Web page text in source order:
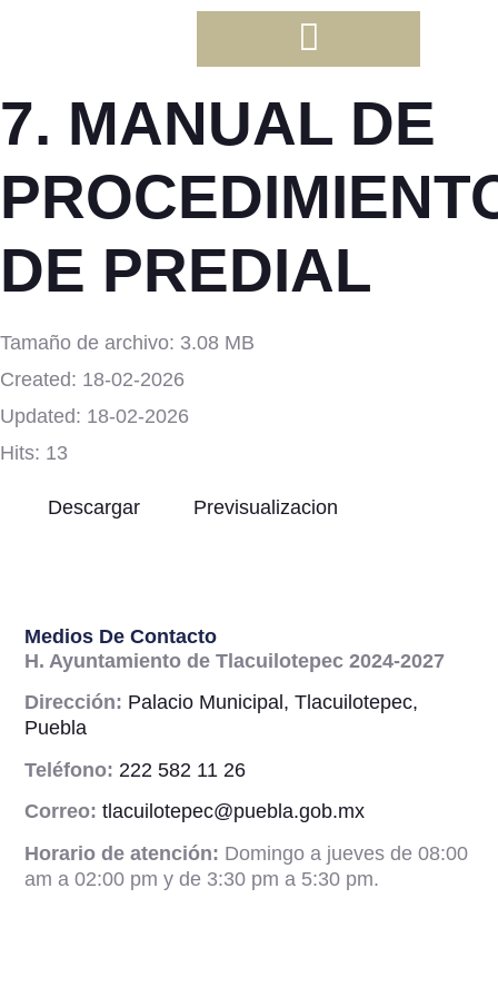
7. MANUAL DE
DE PREDIAL
Tamaño de archivo: 3.08 MB
Created: 18-02-2026
Updated: 18-02-2026
Hits: 13
Descargar Previsualizacion
Medios De Contacto
H. Ayuntamiento de Tlacuilotepec 2024-2027
Dirección: Palacio Municipal, Tlacuilotepec,
Puebla
Teléfono: 222 582 11 26
Correo: tlacuilotepec@puebla.gob.mx
Horario de atención: Domingo a jueves de 08:00
am a 02:00 pm y de 3:30 pm a 5:30 pm.